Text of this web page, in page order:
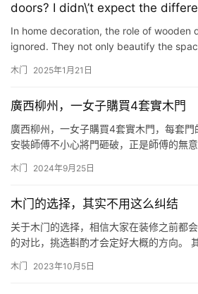
doors? I didn\’t expect the
It’s practical if you choose the
In home decoration, the role of wooden
ignored. They not only beautify the
木门 2025年1月21日
廣西柳州，一女子購買4套實木門
廣西柳州，一女子購買4套實木門，每套門
安裝師傅不小心將門砸破，正是師傅的無
貨，可商傢卻理直氣壯，直言：不退！ ##“
市場中，似乎越來越能引起人們的共鳴。
木门 2024年9月25日
木门的选择，其实不用这么纠结
关于木门的选择，相信大家在装修之前都
的对比，挑选斟酌才会定好大概的方向。
搭颜色，任何风格都可以适用。特别是刚
木门 2023年10月5日